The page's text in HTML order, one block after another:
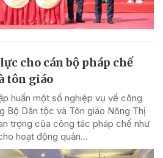
cho cán bộ pháp chế
tôn giáo
huấn một số nghiệp vụ về công
Bộ Dân tộc và Tôn giáo Nông Thị
trọng của công tác pháp chế như
hoạt động quản...